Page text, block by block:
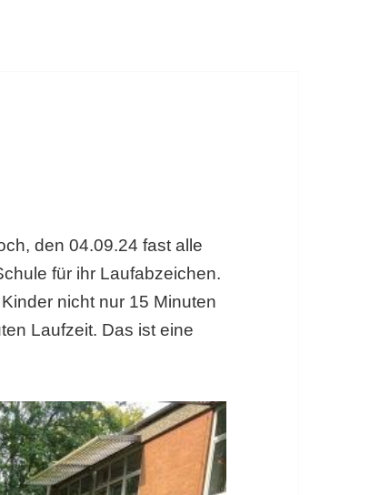
den 04.09.24 fast alle
für ihr Laufabzeichen.
nicht nur 15 Minuten
Laufzeit. Das ist eine